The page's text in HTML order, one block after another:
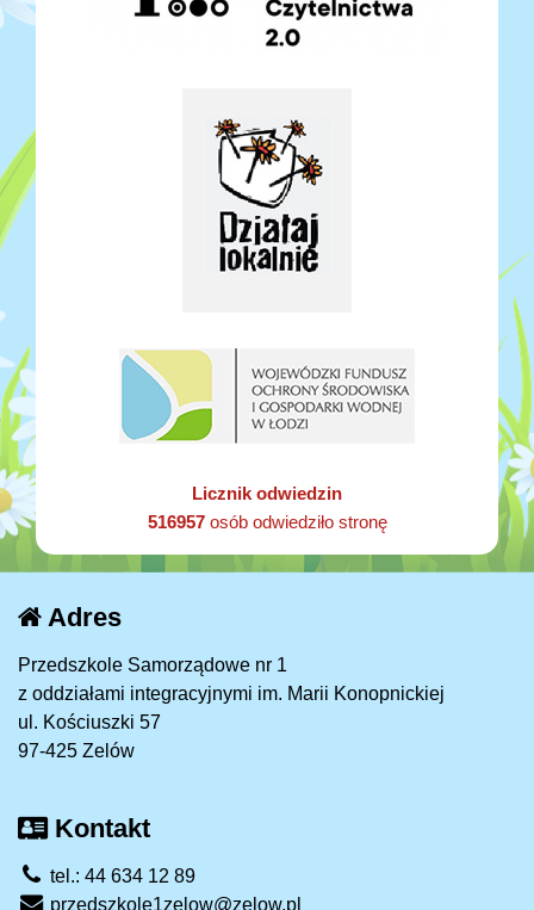
Licznik odwiedzin
516957osób odwiedziło stronę
Adres
Przedszkole Samorządowe nr 1
z oddziałami integracyjnymi im. Marii Konopnickiej
ul. Kościuszki 57
97-425 Zelów
Kontakt
tel.: 44 634 12 89
przedszkole1zelow@zelow.pl